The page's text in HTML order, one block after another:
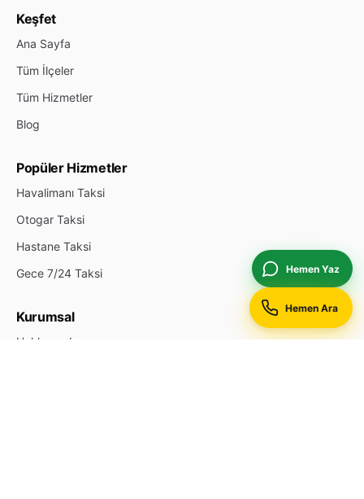
Keşfet
Ana Sayfa
Tüm İlçeler
Tüm Hizmetler
Blog
Popüler Hizmetler
Havalimanı Taksi
Otogar Taksi
Hastane Taksi
Gece 7/24 Taksi
Kurumsal
Hakkımızda
Hemen Yaz
Hemen Ara